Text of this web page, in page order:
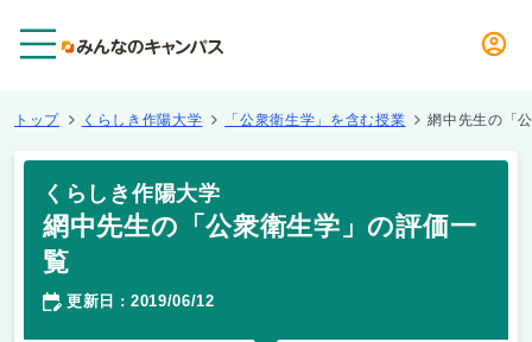
トップ くらしき作陽大学 「公衆衛生学」を含む授業 網中先生の「
くらしき作陽大学
網中先生の「公衆衛生学」の評価一
覧
更新日 ： 2019/06/12